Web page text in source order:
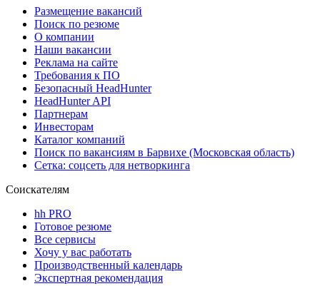
Размещение вакансий
Поиск по резюме
О компании
Наши вакансии
Реклама на сайте
Требования к ПО
Безопасный HeadHunter
HeadHunter API
Партнерам
Инвесторам
Каталог компаний
Поиск по вакансиям в Барвихе (Московская область)
Сетка: соцсеть для нетворкинга
Соискателям
hh PRO
Готовое резюме
Все сервисы
Хочу у вас работать
Производственный календарь
Экспертная рекомендация